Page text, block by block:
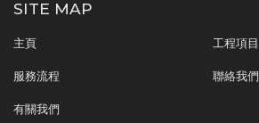
SITE MAP
主頁
服務流程
有關我們
工程項目
聯絡我們